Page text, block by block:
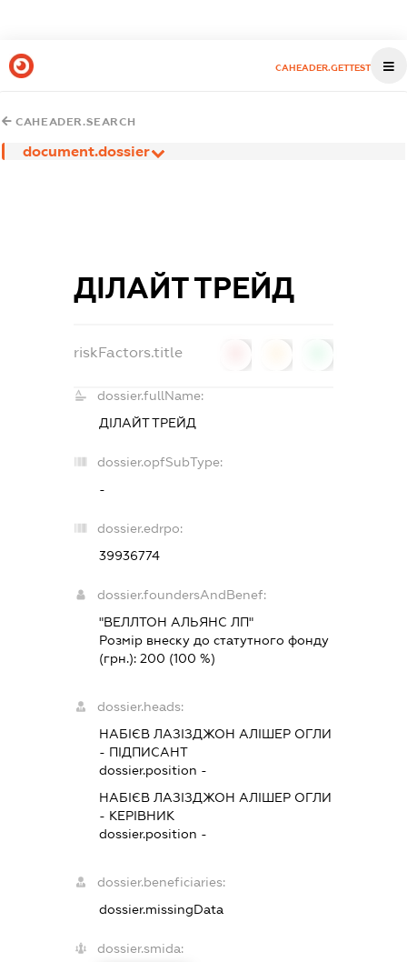
CAHEADER.GETTEST
CAHEADER.SEARCH
document.dossier
ДІЛАЙТ ТРЕЙД
riskFactors.title
dossier.fullName:
ДІЛАЙТ ТРЕЙД
dossier.opfSubType:
-
dossier.edrpo:
39936774
dossier.foundersAndBenef:
"ВЕЛЛТОН АЛЬЯНС ЛП"
Розмір внеску до статутного фонду
(грн.):200 (100 %)
dossier.heads:
НАБІЄВ ЛАЗІЗДЖОН АЛІШЕР ОГЛИ
- ПІДПИСАНТ
dossier.position -
НАБІЄВ ЛАЗІЗДЖОН АЛІШЕР ОГЛИ
- КЕРІВНИК
dossier.position -
dossier.beneficiaries:
dossier.missingData
dossier.smida: